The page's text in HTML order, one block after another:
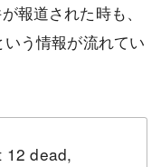
報道された時も、
う情報が流れてい
12 dead,